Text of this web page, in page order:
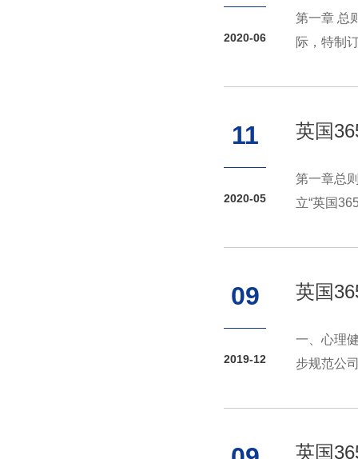
2020-06
第一章 总
际，特制
11
2020-05
英国
第一章总
立“英国
09
2019-12
英国
一、心理
步规范公
英国